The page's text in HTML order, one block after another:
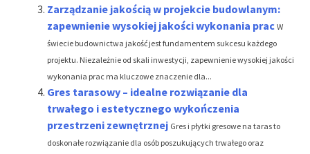
Zarządzanie jakością w projekcie budowlanym:
zapewnienie wysokiej jakości wykonania prac W
świecie budownictwa jakość jest fundamentem sukcesu każdego
projektu. Niezależnie od skali inwestycji, zapewnienie wysokiej jakości
wykonania prac ma kluczowe znaczenie dla...
Gres tarasowy – idealne rozwiązanie dla
trwałego i estetycznego wykończenia
przestrzeni zewnętrznej Gres i płytki gresowe na taras to
doskonałe rozwiązanie dla osób poszukujących trwałego oraz